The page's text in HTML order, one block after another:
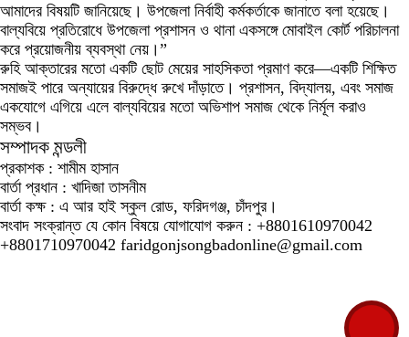
আমাদের বিষয়টি জানিয়েছে। উপজেলা নির্বাহী কর্মকর্তাকে জানাতে বলা হয়েছে।
বাল্যবিয়ে প্রতিরোধে উপজেলা প্রশাসন ও থানা একসঙ্গে মোবাইল কোর্ট পরিচালনা
করে প্রয়োজনীয় ব্যবস্থা নেয়।”
রুহি আক্তারের মতো একটি ছোট মেয়ের সাহসিকতা প্রমাণ করে—একটি শিক্ষিত
সমাজই পারে অন্যায়ের বিরুদ্ধে রুখে দাঁড়াতে। প্রশাসন, বিদ্যালয়, এবং সমাজ
একযোগে এগিয়ে এলে বাল্যবিয়ের মতো অভিশাপ সমাজ থেকে নির্মূল করাও
সম্ভব।
সম্পাদক মন্ডলী
প্রকাশক : শামীম হাসান
বার্তা প্রধান : খাদিজা তাসনীম
বার্তা কক্ষ : এ আর হাই স্কুল রোড, ফরিদগঞ্জ, চাঁদপুর।
সংবাদ সংক্রান্ত যে কোন বিষয়ে যোগাযোগ করুন : +8801610970042
+8801710970042 faridgonjsongbadonline@gmail.com